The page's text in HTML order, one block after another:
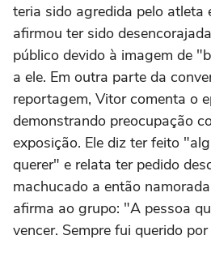
teria sido agredida pelo atleta
afirmou ter sido
público devido à imagem de
a ele. Em outra parte da
reportagem, Vitor comenta o
demonstrando preocupação
exposição. Ele diz ter feito
querer" e relata ter pedido
machucado a então
afirma ao grupo: "A pessoa
vencer. Sempre fui querido